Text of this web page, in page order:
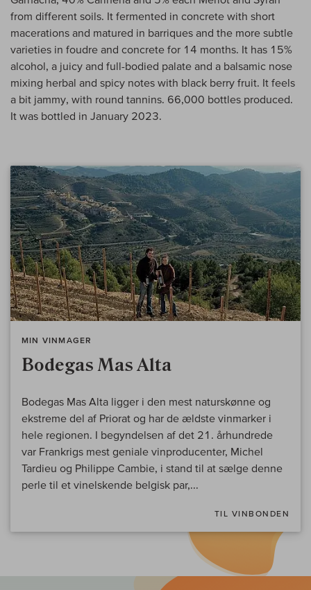
from different soils. It fermented in concrete with short
macerations and matured in barriques and the more subtle
varieties in foudre and concrete for 14 months. It has 15%
alcohol, a juicy and full-bodied palate and a balsamic nose
mixing herbal and spicy notes with black berry fruit. It feels
a bit jammy, with round tannins. 66,000 bottles produced.
It was bottled in January 2023.
MIN VINMAGER
Bodegas Mas Alta
Bodegas Mas Alta ligger i den mest naturskønne og
ekstreme del af Priorat og har de ældste vinmarker i
hele regionen. I begyndelsen af det 21. århundrede
var Frankrigs mest geniale vinproducenter, Michel
Tardieu og Philippe Cambie, i stand til at sælge denne
perle til et vinelskende belgisk par,...
TIL VINBONDEN